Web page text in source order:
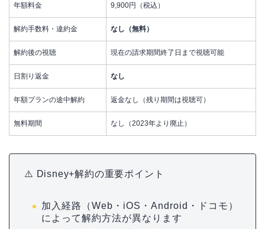
年額料金 9,900円（税込）
解約手数料・違約金 なし（無料）
解約後の視聴 現在の請求期間終了日まで視聴可能
日割り返金 なし
年額プランの途中解約 返金なし（残り期間は視聴可）
無料期間 なし（2023年より廃止）
⚠️ Disney+解約の重要ポイント
加入経路（Web・iOS・Android・ドコモ）
によって解約方法が異なります